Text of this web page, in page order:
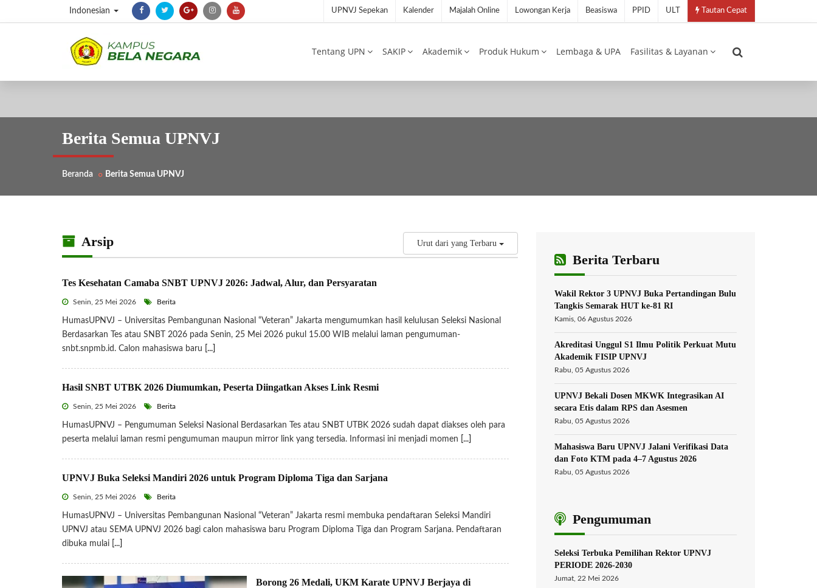
Indonesian UPNVJ Sepekan Kalender Majalah Online Lowongan Kerja Beasiswa PPID ULT Tautan Cepat
Tentang UPN SAKIP Akademik Produk Hukum Lembaga & UPA Fasilitas & Layanan
Berita Semua UPNVJ
Beranda Berita Semua UPNVJ
Arsip Urut dari yang Terbaru
Tes Kesehatan Camaba SNBT UPNVJ 2026: Jadwal, Alur, dan Persyaratan
Senin, 25 Mei 2026 Berita
HumasUPNVJ – Universitas Pembangunan Nasional “Veteran” Jakarta mengumumkan hasil kelulusan Seleksi Nasional
Berdasarkan Tes atau SNBT 2026 pada Senin, 25 Mei 2026 pukul 15.00 WIB melalui laman pengumuman-
snbt.snpmb.id. Calon mahasiswa baru
[...]
Hasil SNBT UTBK 2026 Diumumkan, Peserta Diingatkan Akses Link Resmi
Senin, 25 Mei 2026 Berita
HumasUPNVJ – Pengumuman Seleksi Nasional Berdasarkan Tes atau SNBT UTBK 2026 sudah dapat diakses oleh para
peserta melalui laman resmi pengumuman maupun mirror link yang tersedia. Informasi ini menjadi momen
[...]
UPNVJ Buka Seleksi Mandiri 2026 untuk Program Diploma Tiga dan Sarjana
Senin, 25 Mei 2026 Berita
HumasUPNVJ – Universitas Pembangunan Nasional “Veteran” Jakarta resmi membuka pendaftaran Seleksi Mandiri
UPNVJ atau SEMA UPNVJ 2026 bagi calon mahasiswa baru Program Diploma Tiga dan Program Sarjana. Pendaftaran
dibuka mulai [...]
Borong 26 Medali, UKM Karate UPNVJ Berjaya di
Berita Terbaru
Wakil Rektor 3 UPNVJ Buka Pertandingan Bulu
Tangkis Semarak HUT ke-81 RI
Kamis, 06 Agustus 2026
Akreditasi Unggul S1 Ilmu Politik Perkuat Mutu
Akademik FISIP UPNVJ
Rabu, 05 Agustus 2026
UPNVJ Bekali Dosen MKWK Integrasikan AI
secara Etis dalam RPS dan Asesmen
Rabu, 05 Agustus 2026
Mahasiswa Baru UPNVJ Jalani Verifikasi Data
dan Foto KTM pada 4–7 Agustus 2026
Rabu, 05 Agustus 2026
Pengumuman
Seleksi Terbuka Pemilihan Rektor UPNVJ
PERIODE 2026-2030
Jumat, 22 Mei 2026